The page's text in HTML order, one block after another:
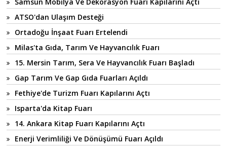
ATSO'dan Ulaşım Desteği
Ortadoğu İnşaat Fuarı Ertelendi
Milas'ta Gıda, Tarım Ve Hayvancılık Fuarı
15. Mersin Tarım, Sera Ve Hayvancılık Fuarı Başladı
Gap Tarım Ve Gap Gıda Fuarları Açıldı
Fethiye'de Turizm Fuarı Kapılarını Açtı
Isparta'da Kitap Fuarı
14. Ankara Kitap Fuarı Kapılarını Açtı
Enerji Verimliliği Ve Dönüşümü Fuarı Açıldı